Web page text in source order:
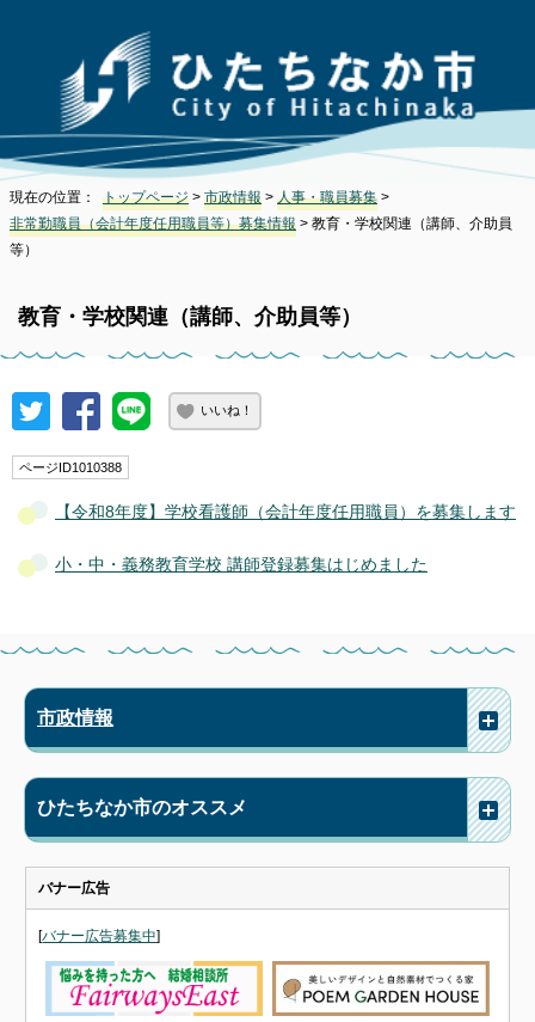
現在の位置： トップページ > 市政情報 > 人事・職員募集 >
非常勤職員（会計年度任用職員等）募集情報 > 教育・学校関連（講師、介助員
等）
教育・学校関連（講師、介助員等）
いいね！
ページID1010388
【令和8年度】学校看護師（会計年度任用職員）を募集します
小・中・義務教育学校 講師登録募集はじめました
市政情報
ひたちなか市のオススメ
バナー広告
[バナー広告募集中]